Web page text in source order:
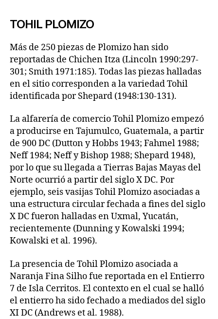
TOHIL PLOMIZO
Más de 250 piezas de Plomizo han sido
reportadas de Chichen Itza (Lincoln 1990:297-
301; Smith 1971:185). Todas las piezas halladas
en el sitio corresponden a la variedad Tohil
identificada por Shepard (1948:130-131).
La alfarería de comercio Tohil Plomizo empezó
a producirse en Tajumulco, Guatemala, a partir
de 900 DC (Dutton y Hobbs 1943; Fahmel 1988;
Neff 1984; Neff y Bishop 1988; Shepard 1948),
por lo que su llegada a Tierras Bajas Mayas del
Norte ocurrió a partir del siglo X DC. Por
ejemplo, seis vasijas Tohil Plomizo asociadas a
una estructura circular fechada a fines del siglo
X DC fueron halladas en Uxmal, Yucatán,
recientemente (Dunning y Kowalski 1994;
Kowalski et al. 1996).
La presencia de Tohil Plomizo asociada a
Naranja Fina Silho fue reportada en el Entierro
7 de Isla Cerritos. El contexto en el cual se halló
el entierro ha sido fechado a mediados del siglo
XI DC (Andrews et al. 1988).